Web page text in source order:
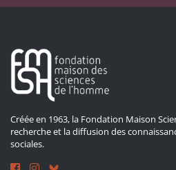
Créée en 1963, la Fondation Maison
recherche et la diffusion des
sociales.